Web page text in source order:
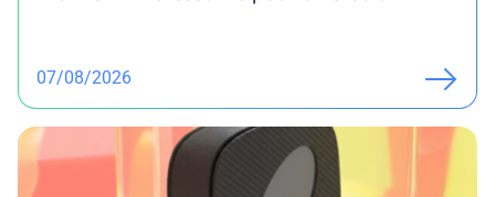
07/08/2026